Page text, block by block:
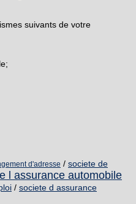
suivants de votre
d'adresse / societe de
l assurance automobile
/ societe d assurance